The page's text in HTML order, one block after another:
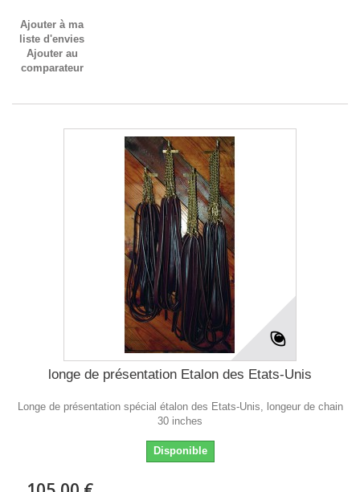
Ajouter à ma
liste d'envies
Ajouter au
comparateur
longe de présentation Etalon des Etats-Unis
Longe de présentation spécial étalon des Etats-Unis, longeur de chain
30 inches
Disponible